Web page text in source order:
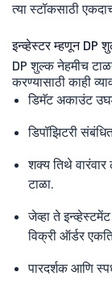
त्या स्टॉकसाठी
इन्व्हेस्टर म्हणून DP
DP शुल्क नेहमीच
करण्यासाठी काही
डिमॅट अकाउंट
डिपॉझिटरी
शक्य तिथे
टाळा.
जेव्हा ते
विक्री ऑर्डर
पारदर्शक आणि